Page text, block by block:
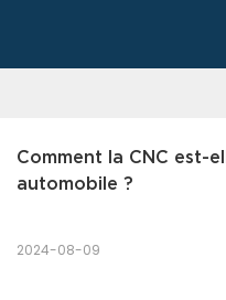
Comment la CNC est-
automobile ?
2024-08-09